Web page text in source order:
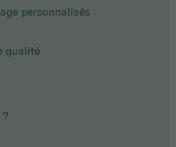
personnalisés
qualité